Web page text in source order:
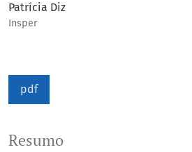
Patrícia Diz
Insper
pdf
Resumo